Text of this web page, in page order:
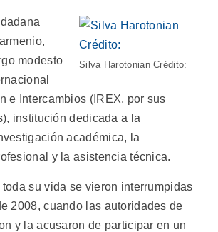
Silva Harotonian Crédito:
modesto
e Intercambios (IREX, por sus
institución dedicada a la
académica, la
y la asistencia técnica.
toda su vida se vieron interrumpidas
2008, cuando las autoridades de
y la acusaron de participar en un